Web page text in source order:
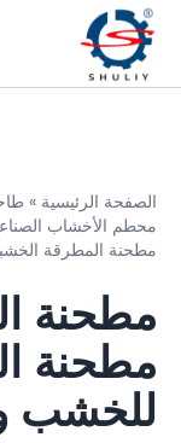
الصفحة الرئيسية »
مطحنة المطرقة
مطحنة
مطحنة
للخشب